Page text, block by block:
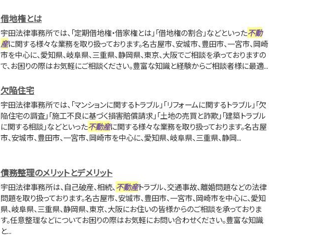
借地権とは
宇田法律事務所では、「定期借地権・借家権とは」「借地権の割合」などといった不動
産に関する様々な業務を取り扱っております。名古屋市、安城市、豊田市、一宮市、岡崎
市を中心に、愛知県、岐阜県、三重県、静岡県、東京、大阪でご相談を承っておりますの
で、お困りの際はお気軽にご相談ください。豊富な知識と経験からご相談者様に最適...
欠陥住宅
宇田法律事務所では、「マンションに関するトラブル」「リフォームに関するトラブル」「欠
陥住宅の調査」「施工不良に基づく損害賠償請求」「土地の売買と詐欺」「建築トラブル
に関する相談」などといった不動産に関する様々な業務を取り扱っております。名古屋
市、安城市、豊田市、一宮市、岡崎市を中心に、愛知県、岐阜県、三重県、静岡...
債務整理のメリットとデメリット
宇田法律事務所は、自己破産、相続、不動産トラブル、交通事故、離婚問題などの法律
問題を取り扱っております。名古屋市、安城市、豊田市、一宮市、岡崎市を中心に、愛知
県、岐阜県、三重県、静岡県、東京、大阪にお住いの皆様からのご相談を承っておりま
す。任意整理などについてお困りの際はお気軽にお問い合わせください。豊富な知識
と...